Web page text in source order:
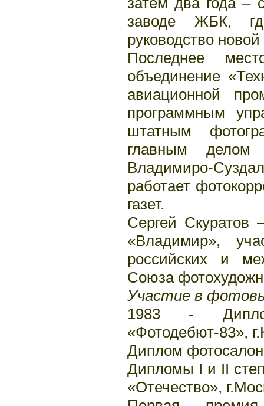
заводе ЖБК,
руководство
Последнее
объединение
авиационной
программным
штатным
главным
Владимиро-
работает
газет.
Сергей Скуратов
«Владимир»,
российских и
Союза
Участие в
1983 -
«Фотодебют-83»,
Диплом
Дипломы I и II
«Отечество»,